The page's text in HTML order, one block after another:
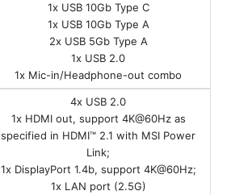
1x USB 10Gb Type C
1x USB 10Gb Type A
2x USB 5Gb Type A
1x USB 2.0
1x Mic-in/Headphone-out combo
4x USB 2.0
1x HDMI out, support 4K@60Hz as
specified in HDMI™ 2.1 with MSI Power
Link;
1x DisplayPort 1.4b, support 4K@60Hz;
1x LAN port (2.5G)